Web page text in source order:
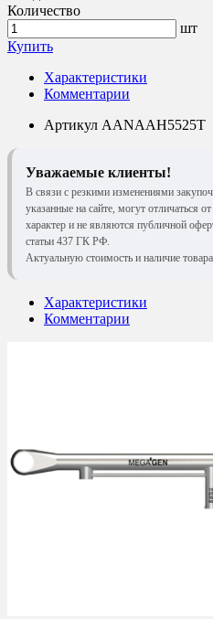
Количество
шт
Купить
Характеристики
Комментарии
Артикул AANAAH5525T
Уважаемые клиенты!
В связи с резкими изменениями
указанные на сайте, могут отличаться
характер и не являются публичной
статьи 437 ГК РФ.
Актуальную стоимость и наличие
Характеристики
Комментарии